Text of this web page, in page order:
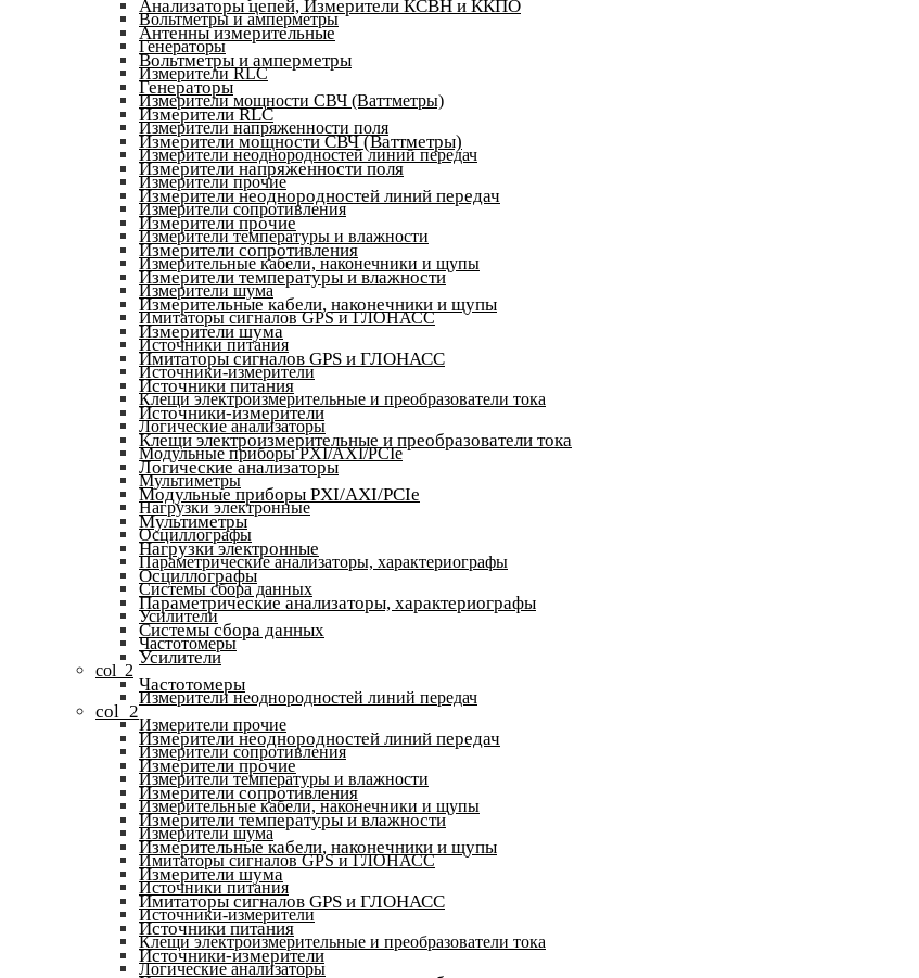
Вольтметры и амперметры
Генераторы
Измерители RLC
Измерители мощности СВЧ (Ваттметры)
Измерители напряженности поля
Измерители неоднородностей линий передач
Измерители прочие
Измерители сопротивления
Измерители температуры и влажности
Измерительные кабели, наконечники и щупы
Измерители шума
Имитаторы сигналов GPS и ГЛОНАСС
Источники питания
Источники-измерители
Клещи электроизмерительные и преобразователи тока
Логические анализаторы
Модульные приборы PXI/AXI/PCIe
Мультиметры
Нагрузки электронные
Осциллографы
Параметрические анализаторы, характериографы
Системы сбора данных
Усилители
Частотомеры
col_2
Измерители неоднородностей линий передач
Измерители прочие
Измерители сопротивления
Измерители температуры и влажности
Измерительные кабели, наконечники и щупы
Измерители шума
Имитаторы сигналов GPS и ГЛОНАСС
Источники питания
Источники-измерители
Клещи электроизмерительные и преобразователи тока
Логические анализаторы
Анализаторы цепей, Измерители КСВН и ККПО
Антенны измерительные
Вольтметры и амперметры
Генераторы
Измерители RLC
Измерители мощности СВЧ (Ваттметры)
Измерители напряженности поля
Измерители неоднородностей линий передач
Измерители прочие
Измерители сопротивления
Измерители температуры и влажности
Измерительные кабели, наконечники и щупы
Измерители шума
Имитаторы сигналов GPS и ГЛОНАСС
Источники питания
Источники-измерители
Клещи электроизмерительные и преобразователи тока
Логические анализаторы
Модульные приборы PXI/AXI/PCIe
Мультиметры
Нагрузки электронные
Осциллографы
Параметрические анализаторы, характериографы
Системы сбора данных
Усилители
Частотомеры
col_2
Измерители неоднородностей линий передач
Измерители прочие
Измерители сопротивления
Измерители температуры и влажности
Измерительные кабели, наконечники и щупы
Измерители шума
Имитаторы сигналов GPS и ГЛОНАСС
Источники питания
Источники-измерители